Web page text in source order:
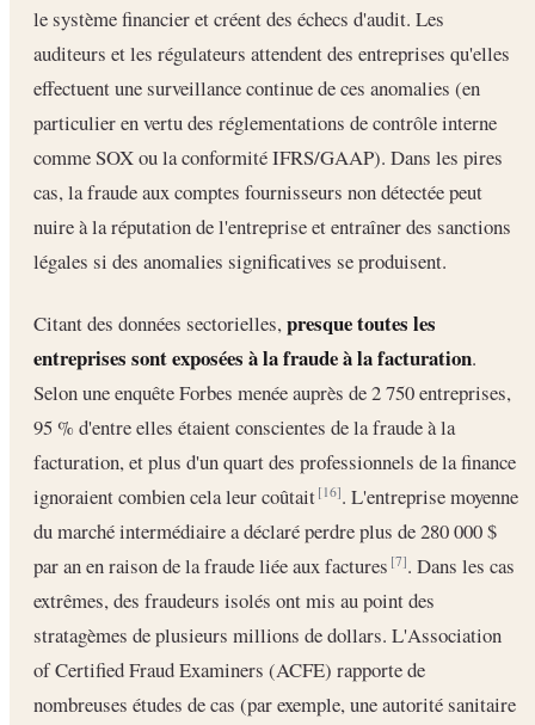
le système financier et créent des échecs d'audit. Les
auditeurs et les régulateurs attendent des entreprises qu'elles
effectuent une surveillance continue de ces anomalies (en
particulier en vertu des réglementations de contrôle interne
comme SOX ou la conformité IFRS/GAAP). Dans les pires
cas, la fraude aux comptes fournisseurs non détectée peut
nuire à la réputation de l'entreprise et entraîner des sanctions
légales si des anomalies significatives se produisent.
Citant des données sectorielles,presque toutes les
entreprises sont exposées à la fraude à la facturation.
Selon une enquête Forbes menée auprès de 2 750 entreprises,
95 % d'entre elles étaient conscientes de la fraude à la
facturation, et plus d'un quart des professionnels de la finance
ignoraient combien cela leur coûtait[16]. L'entreprise moyenne
du marché intermédiaire a déclaré perdre plus de 280 000 $
par an en raison de la fraude liée aux factures[7]. Dans les cas
extrêmes, des fraudeurs isolés ont mis au point des
stratagèmes de plusieurs millions de dollars. L'Association
of Certified Fraud Examiners (ACFE) rapporte de
nombreuses études de cas (par exemple, une autorité sanitaire